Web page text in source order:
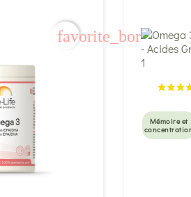
favorite_border
Mémoire et